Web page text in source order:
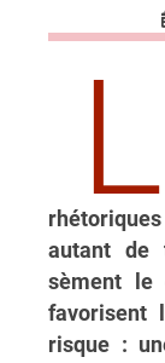
L
autant de
sèment le
favorisent
risque :